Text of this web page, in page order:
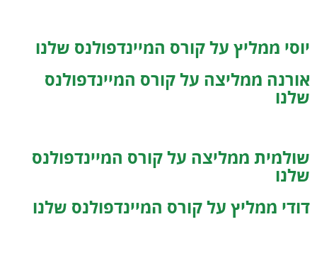
יוסי ממליץ על קורס המיינדפולנס שלנו
אורנה ממליצה על קורס המיינדפולנס
שלנו
שולמית ממליצה על קורס המיינדפולנס
שלנו
דודי ממליץ על קורס המיינדפולנס שלנו